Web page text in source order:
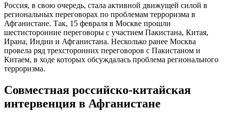
Россия, в свою очередь, стала активной движущей силой в
региональных переговорах по проблемам терроризма в
Афганистане. Так, 15 февраля в Москве прошли
шестисторонние переговоры с участием Пакистана, Китая,
Ирана, Индии и Афганистана. Несколько ранее Москва
провела ряд трехсторонних переговоров с Пакистаном и
Китаем, в ходе которых обсуждалась проблема регионального
терроризма.
Совместная российско-китайская
интервенция в Афганистане